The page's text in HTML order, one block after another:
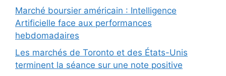
Marché boursier américain : Intelligence
Artificielle face aux performances
hebdomadaires
Les marchés de Toronto et des États-Unis
terminent la séance sur une note positive